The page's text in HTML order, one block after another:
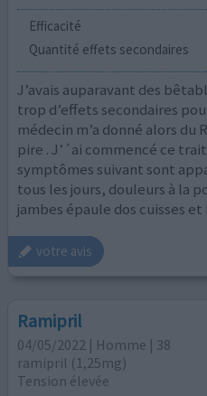
Efficacité
Quantité effets secondaires
J’avais auparavant des
trop d’effets secondaires
médecin m’a donné alors du
pire . J’´ai commencé ce
symptômes suivant sont
tous les jours, douleurs à la
jambes épaule dos cuisses et
votre avis
Ramipril
04/05/2022 | Homme | 38
ramipril (1,25mg)
Tension élevée